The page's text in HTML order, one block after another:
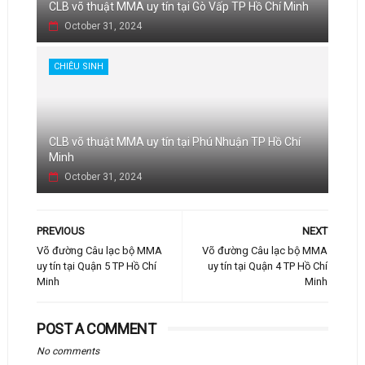
CLB võ thuật MMA uy tín tại Gò Vấp TP Hồ Chí Minh
October 31, 2024
CHIÊU SINH
CLB võ thuật MMA uy tín tại Phú Nhuận TP Hồ Chí
Minh
October 31, 2024
NEXT
Võ đường Câu lạc bộ MMA
uy tín tại Quận 4 TP Hồ Chí
Minh
PREVIOUS
Võ đường Câu lạc bộ MMA
uy tín tại Quận 5 TP Hồ Chí
Minh
POST A COMMENT
No comments